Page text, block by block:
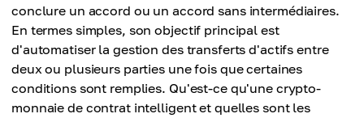
conclure un accord ou un accord sans intermédiaires.
En termes simples, son objectif principal est
d'automatiser la gestion des transferts d'actifs entre
deux ou plusieurs parties une fois que certaines
conditions sont remplies. Qu'est-ce qu'une crypto-
monnaie de contrat intelligent et quelles sont les